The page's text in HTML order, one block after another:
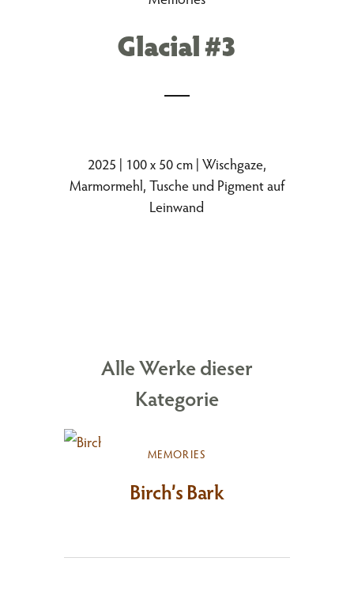
Glacial #3
2025 | 100 x 50 cm | Wischgaze,
Marmormehl, Tusche und Pigment auf
Leinwand
Alle Werke dieser
Kategorie
MEMORIES
Birch’s Bark